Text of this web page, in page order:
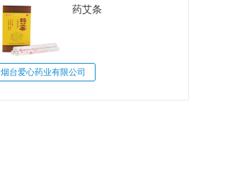
药艾条
烟台爱心药业有限公司